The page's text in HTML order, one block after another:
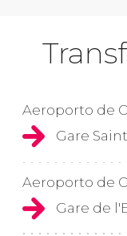
Aeroporto de
Gare
Aeroporto de
Gare de